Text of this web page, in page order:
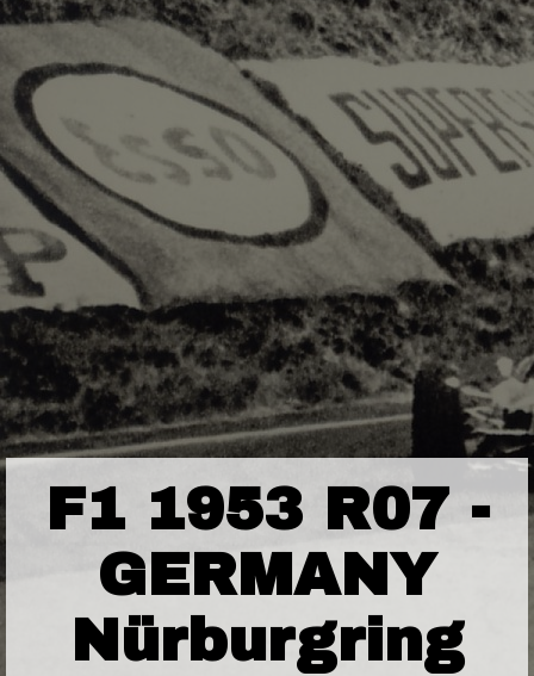
F1 1953 R07 -
GERMANY
Nürburgring